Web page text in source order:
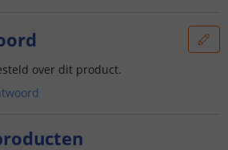
over dit product.